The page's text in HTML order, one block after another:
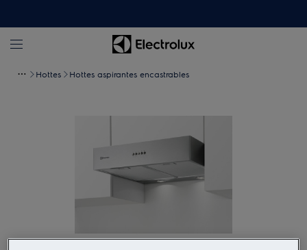
Hottes Hottes aspirantes encastrables